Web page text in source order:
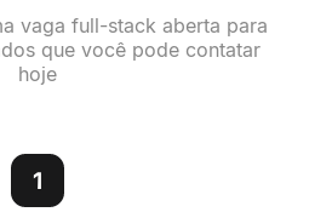
vaga full-stack aberta para
que você pode contatar
hoje
1